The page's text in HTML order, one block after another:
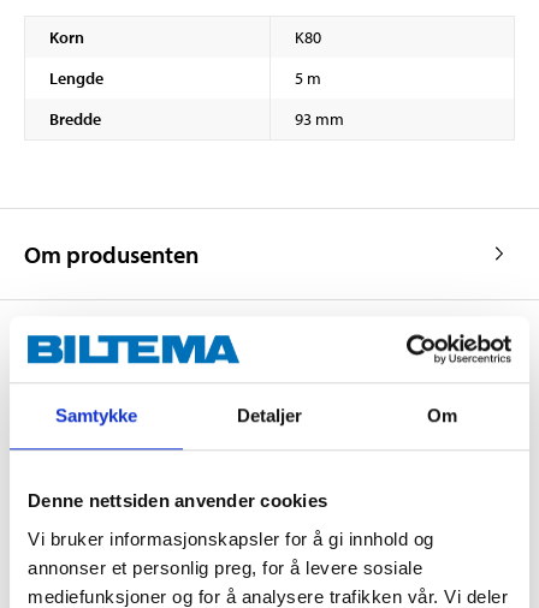
Samtykke Detaljer Om
Denne nettsiden anvender cookies
Vi bruker informasjonskapsler for å gi innhold og
annonser et personlig preg, for å levere sosiale
mediefunksjoner og for å analysere trafikken vår. Vi deler
Korn
K80
Lengde
5 m
Bredde
93 mm
Om produsenten
Kjøp & Hent i ditt varehus.
Andre kunder har også kjøpt